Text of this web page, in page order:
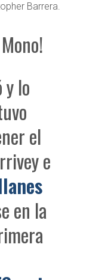
Barrera.
lo
el
e
en la